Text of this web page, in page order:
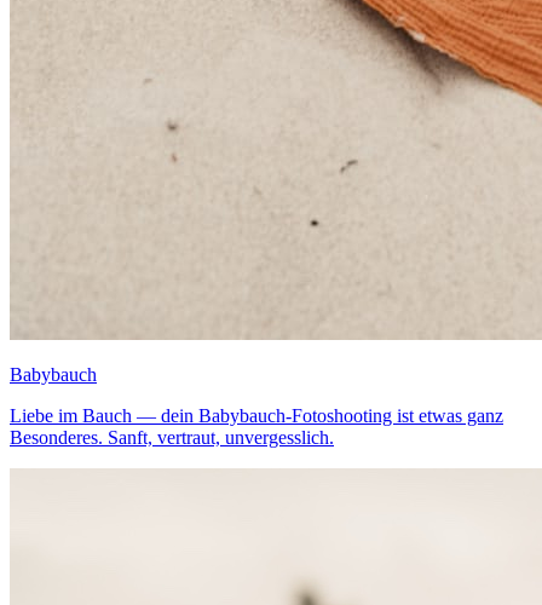
Babybauch
Liebe im Bauch — dein Babybauch-Fotoshooting ist etwas ganz
Besonderes. Sanft, vertraut, unvergesslich.